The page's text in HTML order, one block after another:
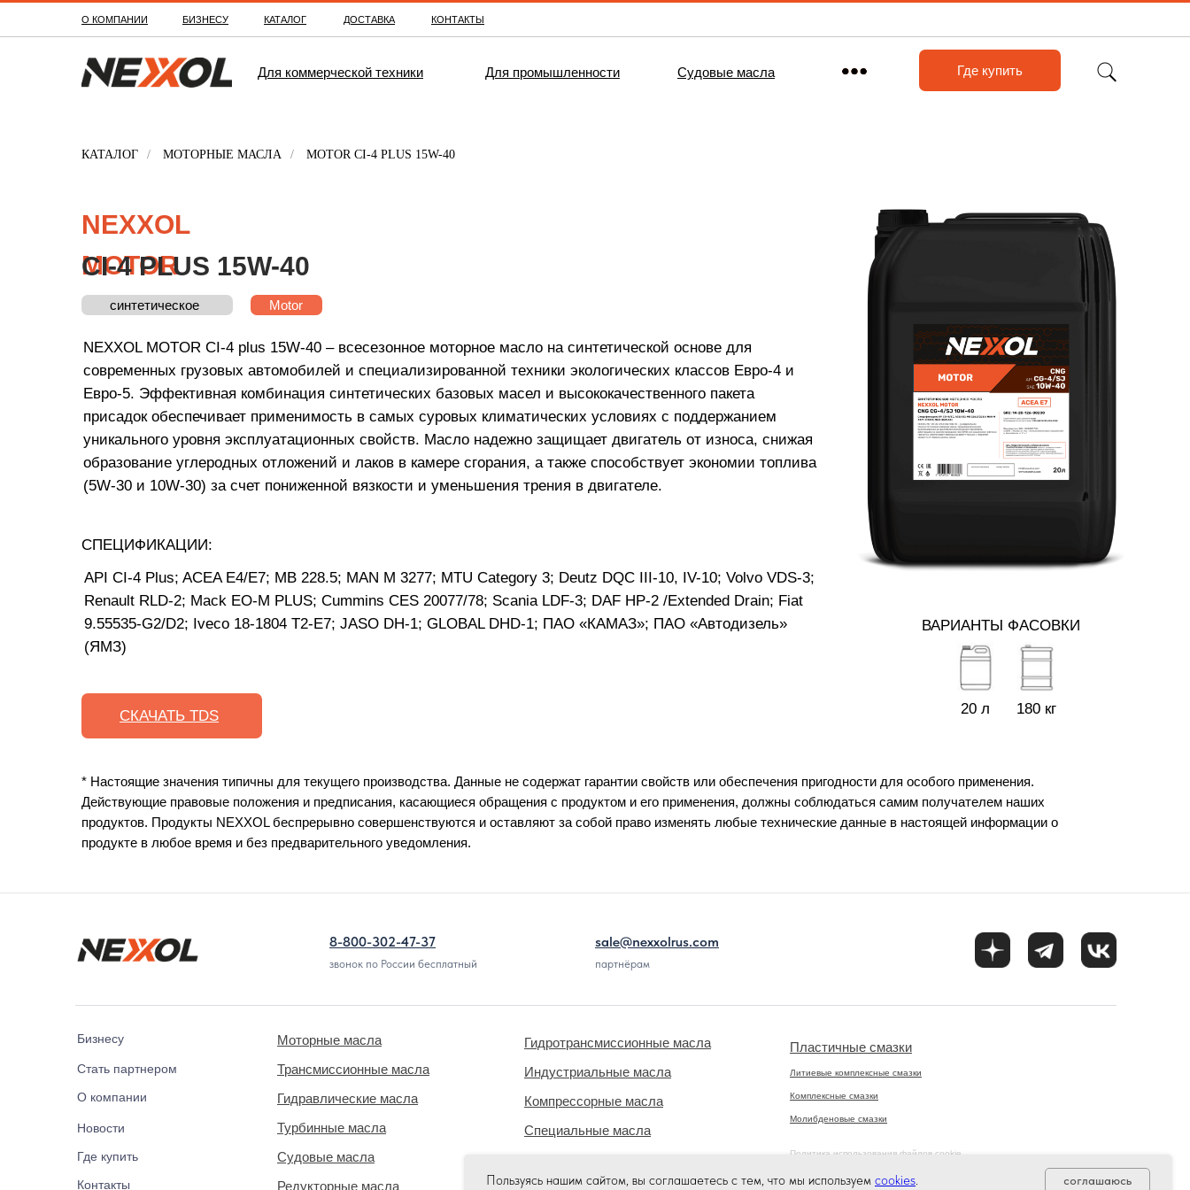
Для коммерческой техники Для промышленности Судовые масла Где купить
О КОМПАНИИ БИЗНЕСУ КАТАЛОГ ДОСТАВКА КОНТАКТЫ
КАТАЛОГ / МОТОРНЫЕ МАСЛА / MOTOR CI-4 PLUS 15W-40
СКАЧАТЬ TDS
NEXXOL MOTOR CI-4 plus 15W-40 – всесезонное моторное масло на синтетической основе для
современных грузовых автомобилей и специализированной техники экологических классов Евро-4 и
Евро-5. Эффективная комбинация синтетических базовых масел и высококачественного пакета
присадок обеспечивает применимость в самых суровых климатических условиях с поддержанием
уникального уровня эксплуатационных свойств. Масло надежно защищает двигатель от износа, снижая
образование углеродных отложений и лаков в камере сгорания, а также способствует экономии топлива
(5W-30 и 10W-30) за счет пониженной вязкости и уменьшения трения в двигателе.
API CI-4 Plus; ACEA E4/Е7; МB 228.5; MAN M 3277; MTU Category 3; Deutz DQC III-10, IV-10; Volvo VDS-3;
Renault RLD-2; Mack EO-M PLUS; Cummins CES 20077/78; Scania LDF-3; DAF HP-2 /Extended Drain; Fiat
9.55535-G2/D2; Iveco 18-1804 T2-E7; JASO DH-1; GLOBAL DHD-1; ПАО «КАМАЗ»; ПАО «Автодизель»
(ЯМЗ)
СПЕЦИФИКАЦИИ:
20 л 180 кг
ВАРИАНТЫ ФАСОВКИ
* Настоящие значения типичны для текущего производства. Данные не содержат гарантии свойств или обеспечения пригодности для особого применения.
Действующие правовые положения и предписания, касающиеся обращения с продуктом и его применения, должны соблюдаться самим получателем наших
продуктов. Продукты NEXXOL беспрерывно совершенствуются и оставляют за собой право изменять любые технические данные в настоящей информации о
продукте в любое время и без предварительного уведомления.
NEXXOL
MOTOR
CI-4 PLUS 15W-40
ТП-22С
минеральное
синтетическое Motor
партнёрам
8-800-302-47-37
звонок по России бесплатный
sale@nexxolrus.com
Бизнесу
Стать партнером
О компании
Новости
Где купить
Контакты
Политика использования файлов cookie
Политика конфиденциальности
Моторные масла
Трансмиссионные масла
Гидравлические масла
Гидротрансмиссионные масла
Индустриальные масла
Компрессорные масла
Пластичные смазки
Специальные масла
Литиевые комплексные смазки
Комплексные смазки
Молибденовые смазки
Турбинные масла
Судовые масла
Редукторные масла
Пользуясь нашим сайтом, вы соглашаетесь с тем, что мы используем cookies. соглашаюсь